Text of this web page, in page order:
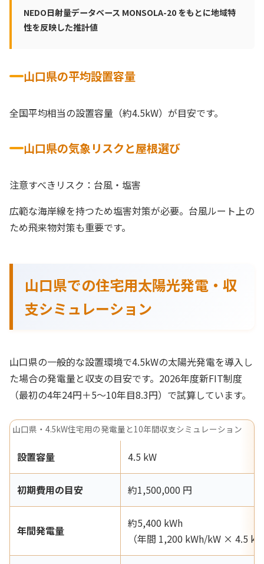
NEDO日射量データベース MONSOLA-20 をもとに地域特
性を反映した推計値
山口県の平均設置容量
全国平均相当の設置容量（約4.5kW）が目安です。
山口県の気象リスクと屋根選び
注意すべきリスク：台風・塩害
広範な海岸線を持つため塩害対策が必要。台風ルート上の
ため飛来物対策も重要です。
山口県での住宅用太陽光発電・収
支シミュレーション
山口県の一般的な設置環境で4.5kWの太陽光発電を導入し
た場合の発電量と収支の目安です。2026年度新FIT制度
（最初の4年24円＋5〜10年目8.3円）で試算しています。
山口県・4.5kW住宅用の発電量と10年間収支シミュレーション
設置容量 4.5 kW
初期費用の目安 約1,500,000 円
年間発電量
約5,400 kWh
（年間 1,200 kWh/kW × 4.5